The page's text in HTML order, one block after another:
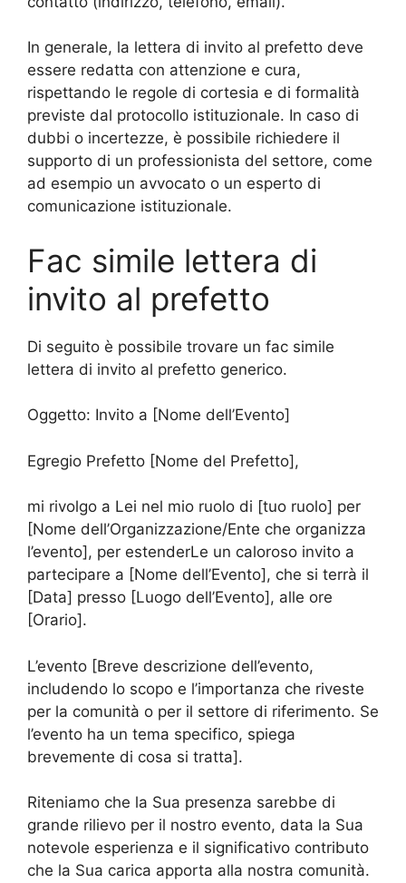
In generale, la lettera di invito al prefetto deve
essere redatta con attenzione e cura,
rispettando le regole di cortesia e di formalità
previste dal protocollo istituzionale. In caso di
dubbi o incertezze, è possibile richiedere il
supporto di un professionista del settore, come
ad esempio un avvocato o un esperto di
comunicazione istituzionale.
Fac simile lettera di
invito al prefetto
Di seguito è possibile trovare un fac simile
lettera di invito al prefetto generico.
Oggetto: Invito a [Nome dell’Evento]
Egregio Prefetto [Nome del Prefetto],
mi rivolgo a Lei nel mio ruolo di [tuo ruolo] per
[Nome dell’Organizzazione/Ente che organizza
l’evento], per estenderLe un caloroso invito a
partecipare a [Nome dell’Evento], che si terrà il
[Data] presso [Luogo dell’Evento], alle ore
[Orario].
L’evento [Breve descrizione dell’evento,
includendo lo scopo e l’importanza che riveste
per la comunità o per il settore di riferimento. Se
l’evento ha un tema specifico, spiega
brevemente di cosa si tratta].
Riteniamo che la Sua presenza sarebbe di
grande rilievo per il nostro evento, data la Sua
notevole esperienza e il significativo contributo
che la Sua carica apporta alla nostra comunità.